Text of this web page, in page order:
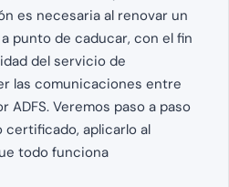
es necesaria al renovar un
punto de caducar, con el fin
del servicio de
las comunicaciones entre
ADFS. Veremos paso a paso
aplicarlo al
todo funciona